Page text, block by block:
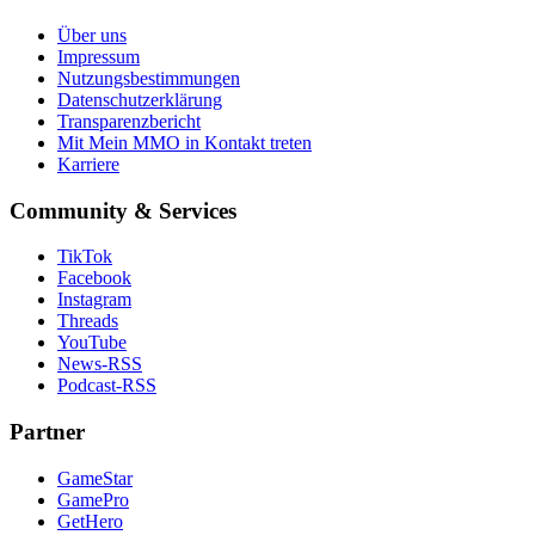
Über uns
Impressum
Nutzungsbestimmungen
Datenschutzerklärung
Transparenzbericht
Mit Mein MMO in Kontakt treten
Karriere
Community & Services
TikTok
Facebook
Instagram
Threads
YouTube
News-RSS
Podcast-RSS
Partner
GameStar
GamePro
GetHero